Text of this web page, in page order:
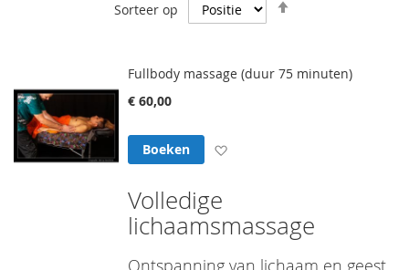
Sorteer op
sorteren
Fullbody massage (duur 75 minuten)
€ 60,00
Boeken
Volledige
lichaamsmassage